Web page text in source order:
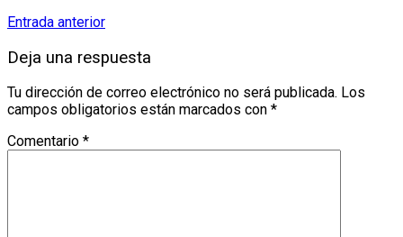
Entrada anterior
Deja una respuesta
Tu dirección de correo electrónico no será publicada. Los
campos obligatorios están marcados con *
Comentario *